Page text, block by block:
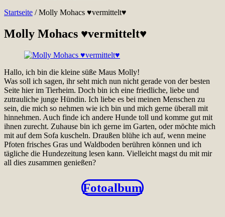
Startseite /Molly Mohacs ♥vermittelt♥
Molly Mohacs ♥vermittelt♥
Hallo, ich bin die kleine süße Maus Molly!
Was soll ich sagen, ihr seht mich nun nicht gerade von der besten
Seite hier im Tierheim. Doch bin ich eine friedliche, liebe und
zutrauliche junge Hündin. Ich liebe es bei meinen Menschen zu
sein, die mich so nehmen wie ich bin und mich gerne überall mit
hinnehmen. Auch finde ich andere Hunde toll und komme gut mit
ihnen zurecht. Zuhause bin ich gerne im Garten, oder möchte mich
mit auf dem Sofa kuscheln. Draußen blühe ich auf, wenn meine
Pfoten frisches Gras und Waldboden berühren können und ich
tägliche die Hundezeitung lesen kann. Vielleicht magst du mit mir
all dies zusammen genießen?
Fotoalbum